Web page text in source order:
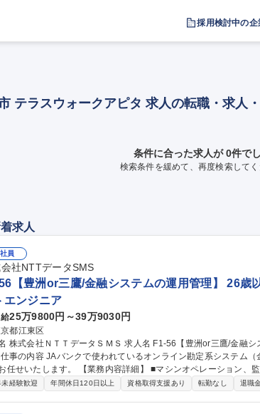
採用検討中の企
テラスウォークアピタ 求人の転職・求人
条件に合った求人が 0件で
検索条件を緩めて、再度検索して
求人
員
社NTTデータSMS
【豊洲or三鷹/金融システムの運用管理】 26歳
エンジニア
給25万9800円～39万9030円
都江東区
ＴＴデータＳＭＳ 求人名 F1-56【豊洲or三鷹/金融システムの運用管理】★26歳以下限定未経験
【業務内容詳細】 ■マシンオペレーション、監視、インシデント対応 ■システム開発に伴
用受け入れ推進 ■改善活動、各種報告書作成 【業務の魅力】 ITIL
未経験歓迎 年間休日120日以上 資格取得支援あり 転勤なし 退職